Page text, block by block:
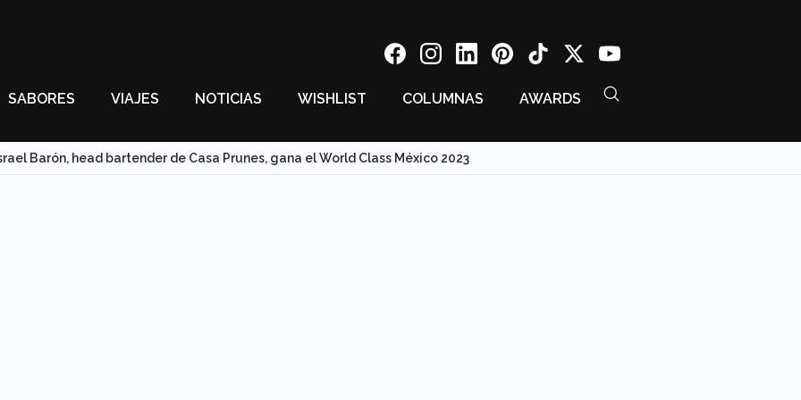
SABORES VIAJES NOTICIAS WISHLIST COLUMNAS AWARDS
Barón, head bartender de Casa Prunes, gana el World Class México 2023